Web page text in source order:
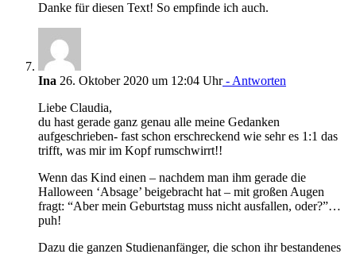
Danke für diesen Text! So empfinde ich auch.
Ina 26. Oktober 2020 um 12:04 Uhr- Antworten
Liebe Claudia,
du hast gerade ganz genau alle meine Gedanken
aufgeschrieben- fast schon erschreckend wie sehr es 1:1 das
trifft, was mir im Kopf rumschwirrt!!
Wenn das Kind einen – nachdem man ihm gerade die
Halloween ‘Absage’ beigebracht hat – mit großen Augen
fragt: “Aber mein Geburtstag muss nicht ausfallen, oder?”…
puh!
Dazu die ganzen Studienanfänger, die schon ihr bestandenes